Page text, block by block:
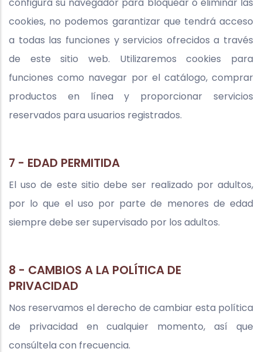
cookies, no podemos garantizar que tendrá acceso
a todas las funciones y servicios ofrecidos a través
de este sitio web. Utilizaremos cookies para
funciones como navegar por el catálogo, comprar
productos en línea y proporcionar servicios
reservados para usuarios registrados.
7 - EDAD PERMITIDA
El uso de este sitio debe ser realizado por adultos,
por lo que el uso por parte de menores de edad
siempre debe ser supervisado por los adultos.
8 - CAMBIOS A LA POLÍTICA DE
PRIVACIDAD
Nos reservamos el derecho de cambiar esta política
de privacidad en cualquier momento, así que
consúltela con frecuencia.